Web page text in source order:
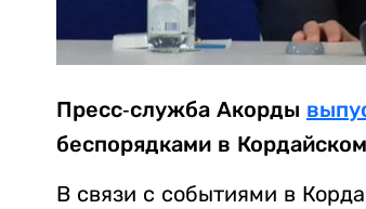
Пресс-служба Акорды
беспорядками в
В связи с событиями в